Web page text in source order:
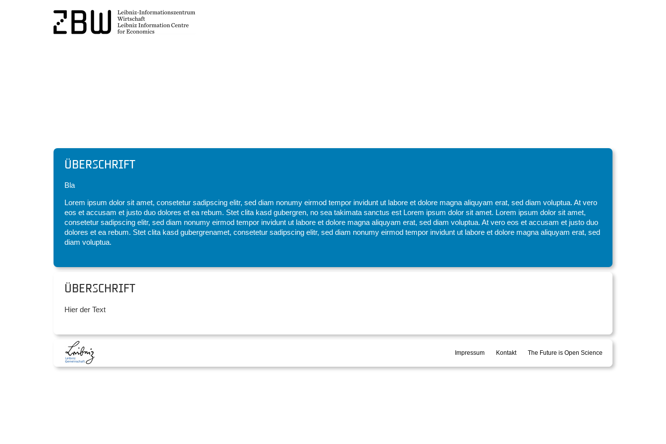
Überschrift
Bla
Lorem ipsum dolor sit amet, consetetur sadipscing elitr, sed diam nonumy eirmod tempor invidunt ut labore et dolore magna aliquyam erat, sed diam voluptua. At vero
eos et accusam et justo duo dolores et ea rebum. Stet clita kasd gubergren, no sea takimata sanctus est Lorem ipsum dolor sit amet. Lorem ipsum dolor sit amet,
consetetur sadipscing elitr, sed diam nonumy eirmod tempor invidunt ut labore et dolore magna aliquyam erat, sed diam voluptua. At vero eos et accusam et justo duo
dolores et ea rebum. Stet clita kasd gubergrenamet, consetetur sadipscing elitr, sed diam nonumy eirmod tempor invidunt ut labore et dolore magna aliquyam erat, sed
diam voluptua.
Überschrift
Hier der Text
Impressum Kontakt The Future is Open Science